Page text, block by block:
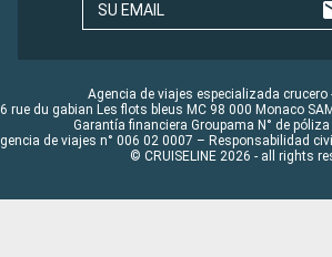
SU EMAIL
Agencia de viajes especializada crucero -
rue du gabian Les flots bleus MC 98 000 Monaco
Garantía financiera Groupama N° de
de viajes n° 006 02 0007 – Responsabilidad
© CRUISELINE 2026 - all rights